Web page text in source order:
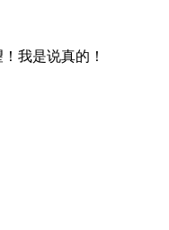
我是说真的！